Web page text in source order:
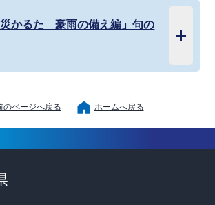
災かるた 豪雨の備え編」句の
のページへ戻る ホームへ戻る